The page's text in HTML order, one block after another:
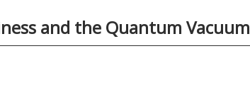
and the Quantum Vacuum